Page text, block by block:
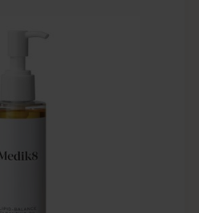
3 objekt.